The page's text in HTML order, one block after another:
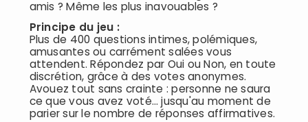
amis ? Même les plus inavouables ?
Principe du jeu :
Plus de 400 questions intimes, polémiques,
amusantes ou carrément salées vous
attendent. Répondez par Oui ou Non, en toute
discrétion, grâce à des votes anonymes.
Avouez tout sans crainte : personne ne saura
ce que vous avez voté… jusqu'au moment de
parier sur le nombre de réponses affirmatives.